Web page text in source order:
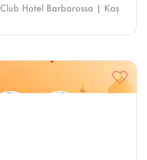
Club Hotel Barbarossa | Kaş